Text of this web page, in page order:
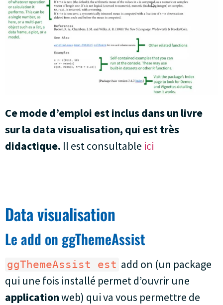
Ce mode d’emploi est inclus dans un livre
sur la data visualisation, qui est très
didactique. Il est consultable ici
Data visualisation
Le add on ggThemeAssist
ggThemeAssist est add on (un package
qui une fois installé permet d’ouvrir une
applicationweb) qui va vous permettre de